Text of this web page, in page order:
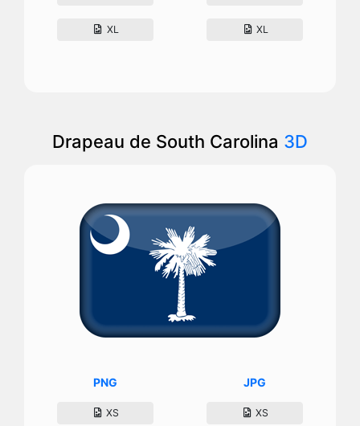
XL XL
Drapeau de South Carolina 3D
PNG
XS
JPG
XS